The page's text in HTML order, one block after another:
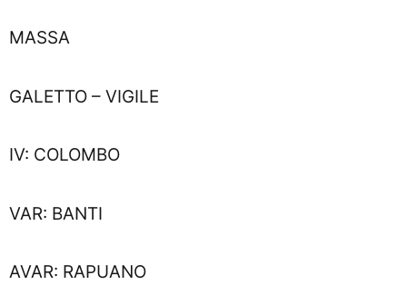
MASSA
GALETTO – VIGILE
IV: COLOMBO
VAR: BANTI
AVAR: RAPUANO